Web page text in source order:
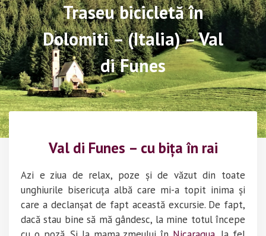
Traseu bicicletă în
Dolomiti – (Italia) – Val
di Funes
Val di Funes – cu bița în rai
Azi e ziua de relax, poze și de văzut din toate
unghiurile bisericuța albă care mi-a topit inima și
care a declanșat de fapt această excursie. De fapt,
dacă stau bine să mă gândesc, la mine totul începe